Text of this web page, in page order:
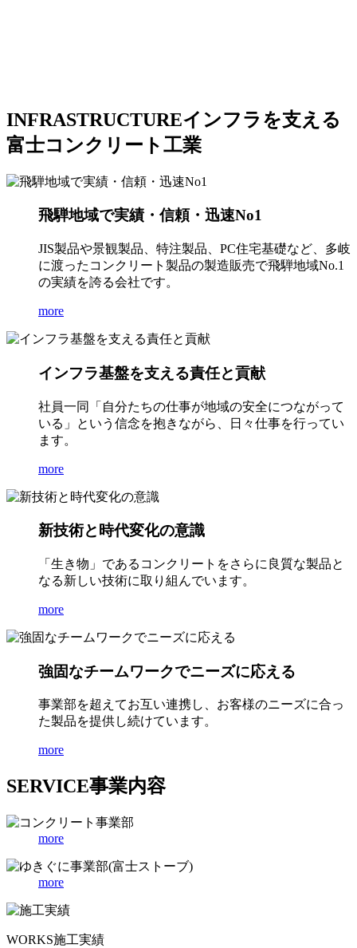
INFRASTRUCTUREインフラを支える
富士コンクリート工業
飛騨地域で実績・信頼・迅速No1
JIS製品や景観製品、特注製品、PC住宅基礎など、多岐
に渡ったコンクリート製品の製造販売で飛騨地域No.1
の実績を誇る会社です。
more
インフラ基盤を支える責任と貢献
社員一同「自分たちの仕事が地域の安全につながって
いる」という信念を抱きながら、日々仕事を行ってい
ます。
more
新技術と時代変化の意識
「生き物」であるコンクリートをさらに良質な製品と
なる新しい技術に取り組んでいます。
more
強固なチームワークでニーズに応える
事業部を超えてお互い連携し、お客様のニーズに合っ
た製品を提供し続けています。
more
SERVICE事業内容
more
more
WORKS施工実績